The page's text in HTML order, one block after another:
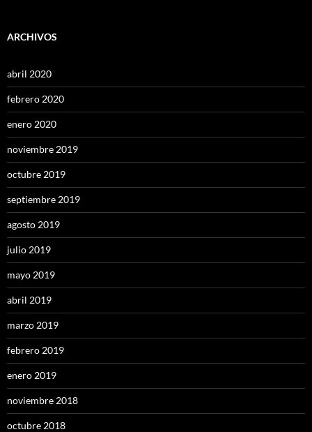
ARCHIVOS
abril 2020
febrero 2020
enero 2020
noviembre 2019
octubre 2019
septiembre 2019
agosto 2019
julio 2019
mayo 2019
abril 2019
marzo 2019
febrero 2019
enero 2019
noviembre 2018
octubre 2018